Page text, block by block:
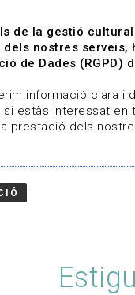
Línies de treball
de la gestió
nostres
de Dades
informació clara i
estàs interessat
prestació dels